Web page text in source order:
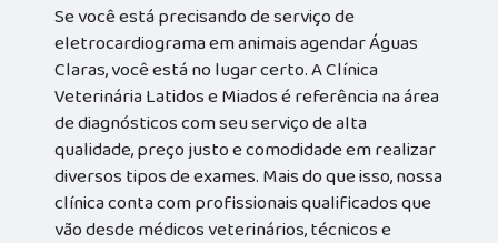
Se você está precisando de serviço de
eletrocardiograma em animais agendar Águas
Claras, você está no lugar certo. A Clínica
Veterinária Latidos e Miados é referência na área
de diagnósticos com seu serviço de alta
qualidade, preço justo e comodidade em realizar
diversos tipos de exames. Mais do que isso, nossa
clínica conta com profissionais qualificados que
vão desde médicos veterinários, técnicos e